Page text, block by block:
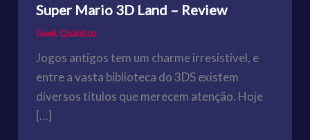
Super Mario 3D Land – Review
Geek Quântico
Jogos antigos tem um charme irresistível, e
entre a vasta biblioteca do 3DS existem
diversos títulos que merecem atenção. Hoje
[…]